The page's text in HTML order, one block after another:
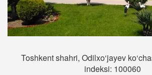
Toshkent shahri, Odilxo‘jayev
indeksi: 100060